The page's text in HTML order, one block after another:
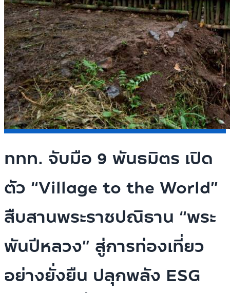
ททท. จับมือ 9 พันธมิตร เปิด
ตัว “Village to the World”
สืบสานพระราชปณิธาน “พระ
พันปีหลวง” สู่การท่องเที่ยว
อย่างยั่งยืน ปลุกพลัง ESG